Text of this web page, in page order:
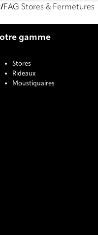
FAG Stores & Fermetures
gamme
Stores
Rideaux
Moustiquaires